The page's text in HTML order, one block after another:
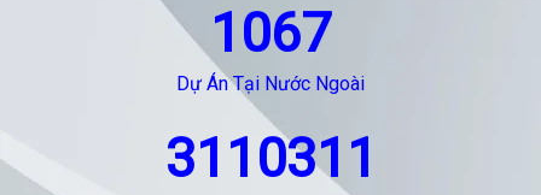
1067
Dự Án Tại Nước Ngoài
3110311